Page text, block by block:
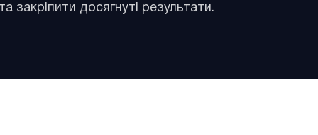
закріпити досягнуті результати.